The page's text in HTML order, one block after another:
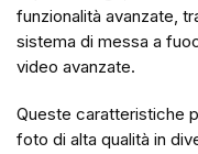
funzionalità avanzate,
sistema di messa a
video avanzate.
Queste caratteristiche
foto di alta qualità in